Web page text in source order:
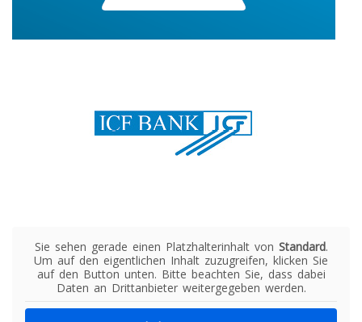
Sie sehen gerade einen Platzhalterinhalt von Standard.
Um auf den eigentlichen Inhalt zuzugreifen, klicken Sie
auf den Button unten. Bitte beachten Sie, dass dabei
Daten an Drittanbieter weitergegeben werden.